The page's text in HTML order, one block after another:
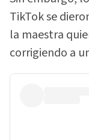
TikTok se
la maestra
corrigiendo a